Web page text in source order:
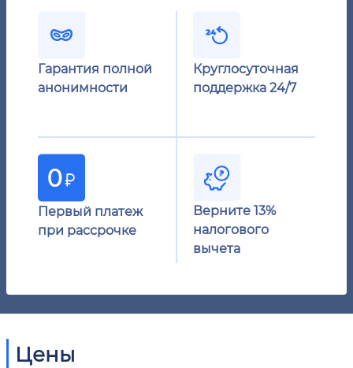
Гарантия полной
анонимности
Круглосуточная
поддержка 24/7
Первый платеж
при рассрочке
Верните 13%
налогового
вычета
Цены